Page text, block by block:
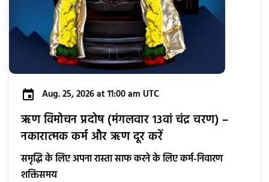
Aug. 25, 2026 at 11:00 am UTC
ऋण विमोचन प्रदोष (मंगलवार 13वां चंद्र चरण) –
नकारात्मक कर्म और ऋण दूर करें
समृद्धि के लिए अपना रास्ता साफ करने के लिए कर्म-निवारण
शक्तिसमय